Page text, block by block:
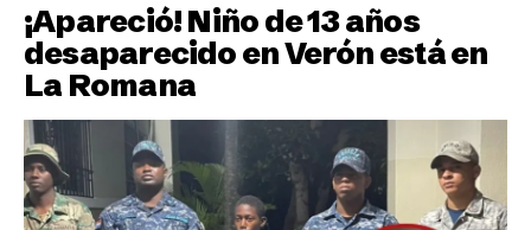
¡Apareció! Niño de 13 años
desaparecido en Verón está en
La Romana